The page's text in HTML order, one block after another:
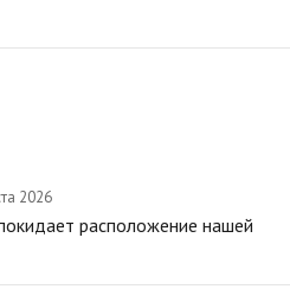
2026
расположение нашей